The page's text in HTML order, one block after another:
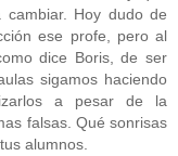
Hoy dudo de
ese profe, pero al
dice Boris, de ser
sigamos haciendo
a pesar de la
falsas. Qué sonrisas
alumnos.